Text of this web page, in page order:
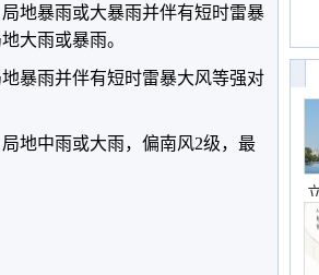
地暴雨或大暴雨并伴有短时雷暴
大雨或暴雨。
暴雨并伴有短时雷暴大风等强对
地中雨或大雨，偏南风2级，最